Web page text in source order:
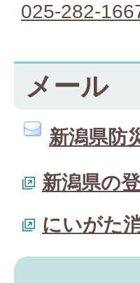
025-282-
メール
新潟県防
新潟県の
にいがた